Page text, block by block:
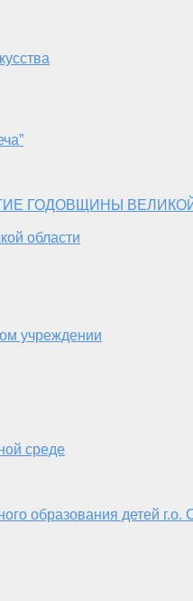
ГОДОВЩИНЫ
области
учреждении
среде
образования детей г.о.